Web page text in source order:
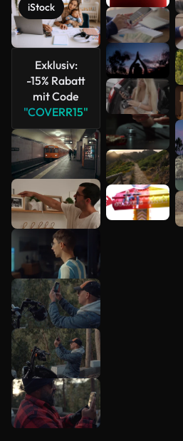
iStock
Exklusiv:
-15% Rabatt
mit Code
"COVERR15"